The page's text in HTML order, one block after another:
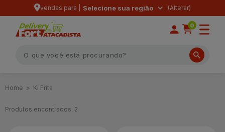
vendas para | Selecione sua região
0
Ki Frita
Produtos encontrados: 2